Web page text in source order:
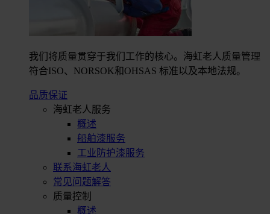
我们将质量贯穿于我们工作的核心。海虹老人质量管理
符合ISO、NORSOK和OHSAS 标准以及本地法规。
品质保证
海虹老人服务
概述
船舶漆服务
工业防护漆服务
联系海虹老人
常见问题解答
质量控制
概述